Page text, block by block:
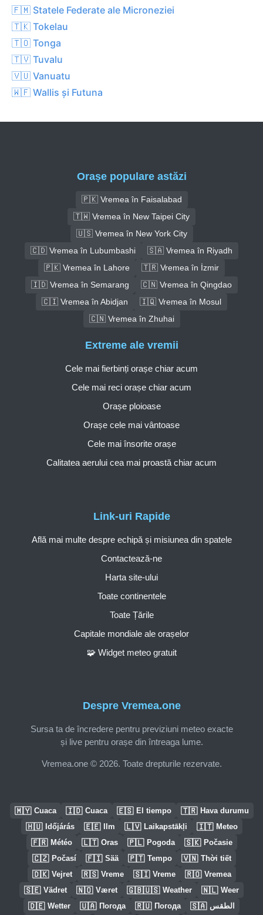
🇫🇲 Statele Federate ale Microneziei
🇹🇰 Tokelau
🇹🇴 Tonga
🇹🇻 Tuvalu
🇻🇺 Vanuatu
🇼🇫 Wallis și Futuna
Orașe populare astăzi
🇵🇰 Vremea în Faisalabad
🇹🇼 Vremea în New Taipei City
🇺🇸 Vremea în New York City
🇨🇩 Vremea în Lubumbashi
🇸🇦 Vremea în Riyadh
🇵🇰 Vremea în Lahore
🇹🇷 Vremea în İzmir
🇮🇩 Vremea în Semarang
🇨🇳 Vremea în Qingdao
🇨🇮 Vremea în Abidjan
🇮🇶 Vremea în Mosul
🇨🇳 Vremea în Zhuhai
Despre Vremea.one
Sursa ta de încredere pentru previziuni meteo exacte
și live pentru orașe din întreaga lume.
Vremea.one © 2026. Toate drepturile rezervate.
Link-uri Rapide
Află mai multe despre echipă și misiunea din spatele
Contactează-ne
Harta site-ului
Toate continentele
Toate Țările
Capitale mondiale ale orașelor
🧩 Widget meteo gratuit
Extreme ale vremii
Cele mai fierbinți orașe chiar acum
Cele mai reci orașe chiar acum
Orașe ploioase
Orașe cele mai vântoase
Cele mai însorite orașe
Calitatea aerului cea mai proastă chiar acum
🇲🇾 Cuaca 🇮🇩 Cuaca 🇪🇸 El tiempo 🇹🇷 Hava durumu
🇭🇺 Időjárás 🇪🇪 Ilm 🇱🇻 Laikapstākļi 🇮🇹 Meteo
🇫🇷 Météo 🇱🇹 Oras 🇵🇱 Pogoda 🇸🇰 Počasie
🇨🇿 Počasí 🇫🇮 Sää 🇵🇹 Tempo 🇻🇳 Thời tiết
🇩🇰 Vejret 🇷🇸 Vreme 🇸🇮 Vreme 🇷🇴 Vremea
🇸🇪 Vädret 🇳🇴 Været 🇬🇧🇺🇸 Weather 🇳🇱 Weer
🇩🇪 Wetter 🇺🇦 Погода 🇷🇺 Погода 🇸🇦 الطقس